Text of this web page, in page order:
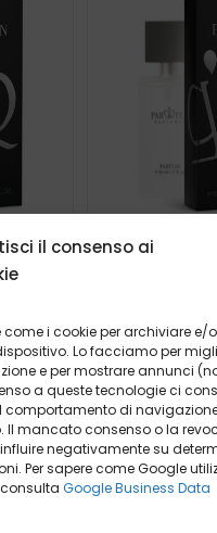
il consenso ai
i cookie per archiviare e/
Lo facciamo per
e per mostrare annunci
a queste tecnologie ci
di
Il mancato consenso o la
negativamente su
Per sapere come Google
consultaGoogle Business Data
Profumo da uomo
2ml
19,99€